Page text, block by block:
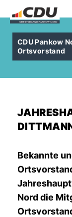
CDU Pankow
Ortsvorstand
Bekannte
Nord die